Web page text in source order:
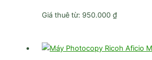
Giá thuê từ: 950.000₫